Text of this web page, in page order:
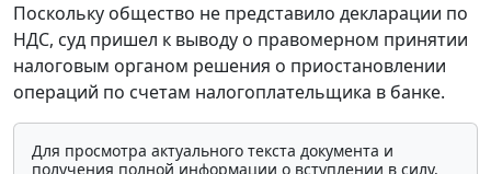
Поскольку общество не представило декларации по
НДС, суд пришел к выводу о правомерном принятии
налоговым органом решения о приостановлении
операций по счетам налогоплательщика в банке.
Для просмотра актуального текста документа и
получения полной информации о вступлении в силу,